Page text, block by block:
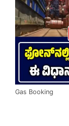
Gas Booking